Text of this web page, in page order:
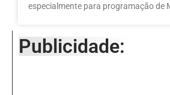
especialmente para programação de
Publicidade: